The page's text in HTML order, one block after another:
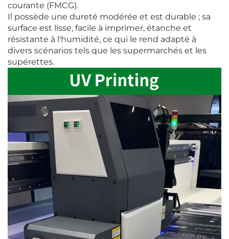
courante (FMCG).
Il possède une dureté modérée et est durable ; sa
surface est lisse, facile à imprimer, étanche et
résistante à l'humidité, ce qui le rend adapté à
divers scénarios tels que les supermarchés et les
supérettes.